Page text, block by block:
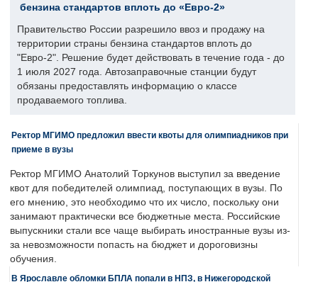
бензина стандартов вплоть до «Евро-2»
Правительство России разрешило ввоз и продажу на
территории страны бензина стандартов вплоть до
"Евро-2". Решение будет действовать в течение года - до
1 июля 2027 года. Автозаправочные станции будут
обязаны предоставлять информацию о классе
продаваемого топлива.
Ректор МГИМО предложил ввести квоты для олимпиадников при
приеме в вузы
Ректор МГИМО Анатолий Торкунов выступил за введение
квот для победителей олимпиад, поступающих в вузы. По
его мнению, это необходимо что их число, поскольку они
занимают практически все бюджетные места. Российские
выпускники стали все чаще выбирать иностранные вузы из-
за невозможности попасть на бюджет и дороговизны
обучения.
В Ярославле обломки БПЛА попали в НПЗ, в Нижегородской